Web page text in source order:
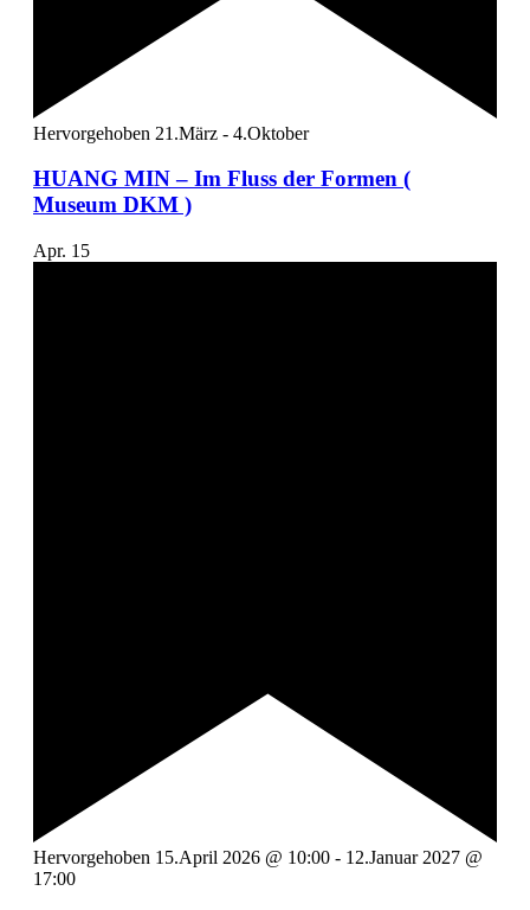
Hervorgehoben 21.März - 4.Oktober
HUANG MIN – Im Fluss der Formen (
Museum DKM )
Apr. 15
Hervorgehoben 15.April 2026 @ 10:00 - 12.Januar 2027 @
17:00